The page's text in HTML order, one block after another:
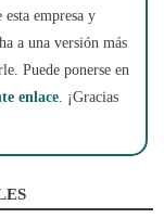
empresa y
a una versión más
Puede ponerse en
enlace. ¡Gracias